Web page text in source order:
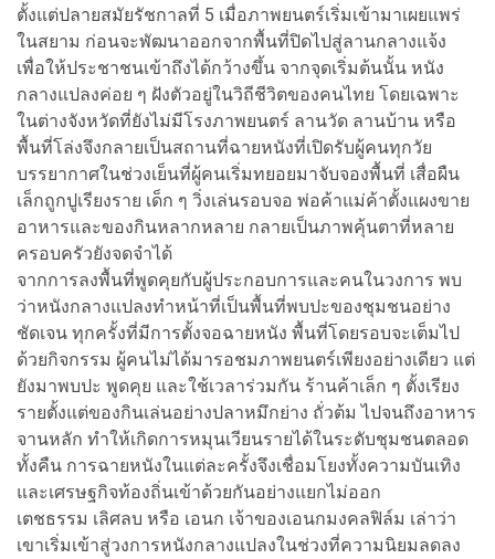
ตั้งแต่ปลายสมัยรัชกาลที่ 5 เมื่อภาพยนตร์เริ่มเข้ามาเผยแพร่
ในสยาม ก่อนจะพัฒนาออกจากพื้นที่ปิดไปสู่ลานกลางแจ้ง
เพื่อให้ประชาชนเข้าถึงได้กว้างขึ้น จากจุดเริ่มต้นนั้น หนัง
กลางแปลงค่อย ๆ ฝังตัวอยู่ในวิถีชีวิตของคนไทย โดยเฉพาะ
ในต่างจังหวัดที่ยังไม่มีโรงภาพยนตร์ ลานวัด ลานบ้าน หรือ
พื้นที่โล่งจึงกลายเป็นสถานที่ฉายหนังที่เปิดรับผู้คนทุกวัย
บรรยากาศในช่วงเย็นที่ผู้คนเริ่มทยอยมาจับจองพื้นที่ เสื่อผืน
เล็กถูกปูเรียงราย เด็ก ๆ วิ่งเล่นรอบจอ พ่อค้าแม่ค้าตั้งแผงขาย
อาหารและของกินหลากหลาย กลายเป็นภาพคุ้นตาที่หลาย
ครอบครัวยังจดจำได้
จากการลงพื้นที่พูดคุยกับผู้ประกอบการและคนในวงการ พบ
ว่าหนังกลางแปลงทำหน้าที่เป็นพื้นที่พบปะของชุมชนอย่าง
ชัดเจน ทุกครั้งที่มีการตั้งจอฉายหนัง พื้นที่โดยรอบจะเต็มไป
ด้วยกิจกรรม ผู้คนไม่ได้มารอชมภาพยนตร์เพียงอย่างเดียว แต่
ยังมาพบปะ พูดคุย และใช้เวลาร่วมกัน ร้านค้าเล็ก ๆ ตั้งเรียง
รายตั้งแต่ของกินเล่นอย่างปลาหมึกย่าง ถั่วต้ม ไปจนถึงอาหาร
จานหลัก ทำให้เกิดการหมุนเวียนรายได้ในระดับชุมชนตลอด
ทั้งคืน การฉายหนังในแต่ละครั้งจึงเชื่อมโยงทั้งความบันเทิง
และเศรษฐกิจท้องถิ่นเข้าด้วยกันอย่างแยกไม่ออก
เตชธรรม เลิศลบ หรือ เอนก เจ้าของเอนกมงคลฟิล์ม เล่าว่า
เขาเริ่มเข้าสู่วงการหนังกลางแปลงในช่วงที่ความนิยมลดลง